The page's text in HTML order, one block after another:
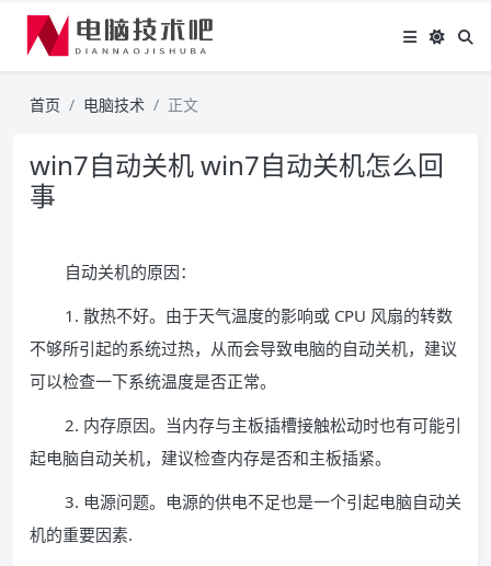
首页 电脑技术 正文
win7自动关机 win7自动关机怎么回
事
自动关机的原因：
1. 散热不好。由于天气温度的影响或 CPU 风扇的转数
不够所引起的系统过热，从而会导致电脑的自动关机，建议
可以检查一下系统温度是否正常。
2. 内存原因。当内存与主板插槽接触松动时也有可能引
起电脑自动关机，建议检查内存是否和主板插紧。
3. 电源问题。电源的供电不足也是一个引起电脑自动关
机的重要因素.